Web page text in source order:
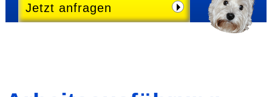
Jetzt anfragen